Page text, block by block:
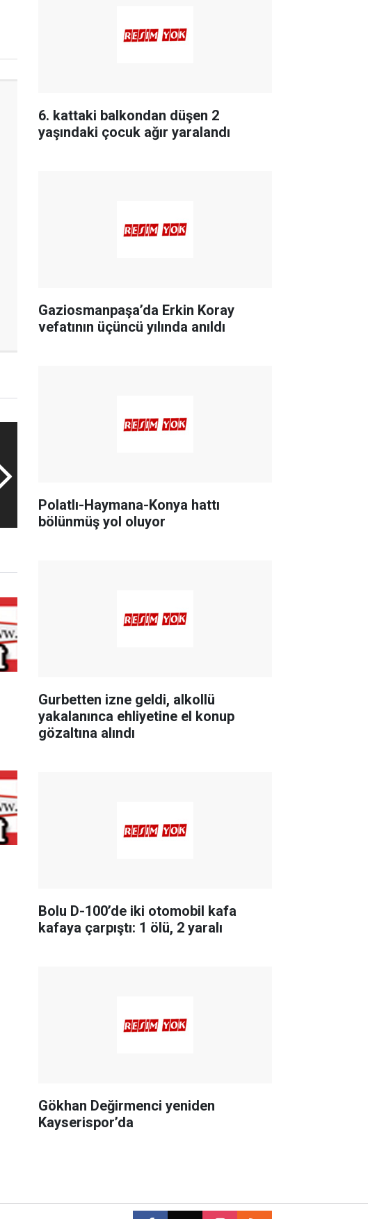
6. kattaki balkondan düşen 2
yaşındaki çocuk ağır yaralandı
Gaziosmanpaşa’da Erkin Koray
vefatının üçüncü yılında anıldı
Polatlı-Haymana-Konya hattı
bölünmüş yol oluyor
Gurbetten izne geldi, alkollü
yakalanınca ehliyetine el konup
gözaltına alındı
Bolu D-100’de iki otomobil kafa
kafaya çarpıştı: 1 ölü, 2 yaralı
Gökhan Değirmenci yeniden
Kayserispor’da